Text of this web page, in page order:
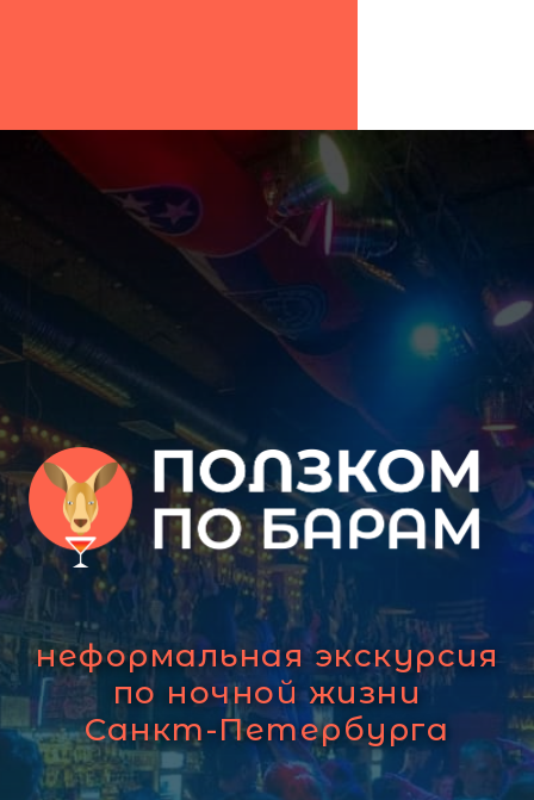
неформальная экскурсия
по ночной жизни
Санкт-Петербурга